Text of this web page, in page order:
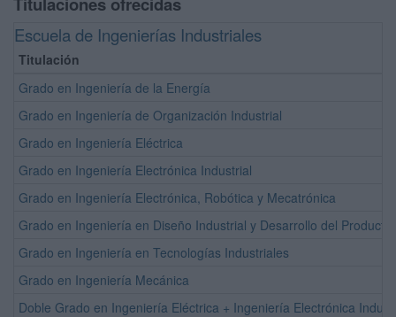
Escuela de Ingenierías Industriales
Titulación
Grado en Ingeniería de la Energía
Grado en Ingeniería de Organización Industrial
Grado en Ingeniería Eléctrica
Grado en Ingeniería Electrónica Industrial
Grado en Ingeniería Electrónica, Robótica y Mecatrónica
Grado en Ingeniería en Diseño Industrial y Desarrollo del Producto
Grado en Ingeniería en Tecnologías Industriales
Grado en Ingeniería Mecánica
Doble Grado en Ingeniería Eléctrica + Ingeniería Electrónica